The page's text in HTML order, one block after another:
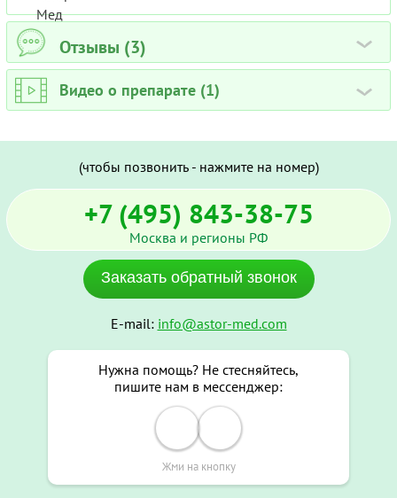
Отзывы (3) ›
Видео о препарате (1) ›
(чтобы позвонить - нажмите на номер)
+7 (495) 843-38-75
Москва и регионы РФ
Заказать обратный звонок
E-mail: info@astor-med.com
Нужна помощь? Не стесняйтесь,
пишите нам в мессенджер:
Жми на кнопку